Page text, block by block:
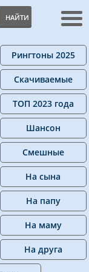
НАЙТИ
Рингтоны 2025
Скачиваемые
ТОП 2023 года
Шансон
Смешные
На сына
На папу
На маму
На друга